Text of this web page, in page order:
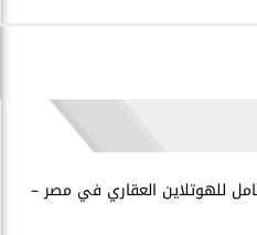
للهوتلاين العقاري في مصر –